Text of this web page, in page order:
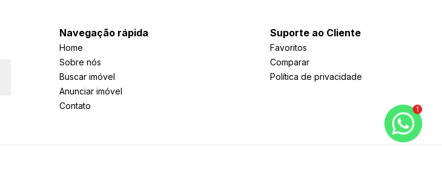
Navegação rápida
Home
Sobre nós
Buscar imóvel
Anunciar imóvel
Contato
Suporte ao Cliente
Favoritos
Comparar
Política de privacidade
1